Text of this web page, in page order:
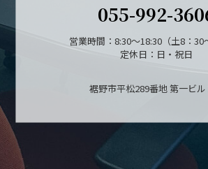
055-992-
営業時間：8:30～18:30（土8：30
定休日：日・祝日
裾野市平松289番地 第一ビ